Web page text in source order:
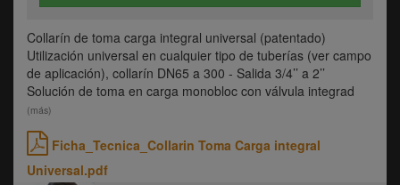
Collarín de toma carga integral universal (patentado)
Utilización universal en cualquier tipo de tuberías (ver campo
de aplicación), collarín DN65 a 300 - Salida 3/4’’ a 2’’
Solución de toma en carga monobloc con válvula integrad
(más)
Ficha_Tecnica_Collarin Toma Carga integral
Universal.pdf